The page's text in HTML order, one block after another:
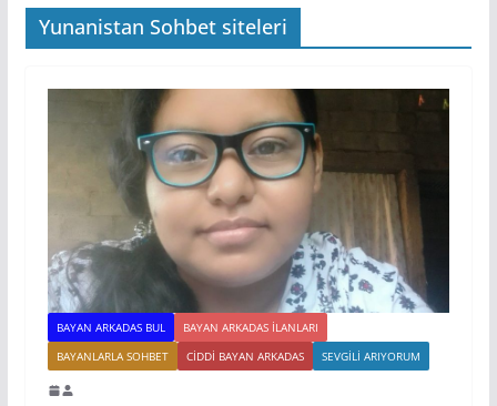
Yunanistan Sohbet siteleri
BAYAN ARKADAS BUL
BAYAN ARKADAS ILANLARI
BAYANLARLA SOHBET
CIDDI BAYAN ARKADAS SEVGILI ARIYORUM